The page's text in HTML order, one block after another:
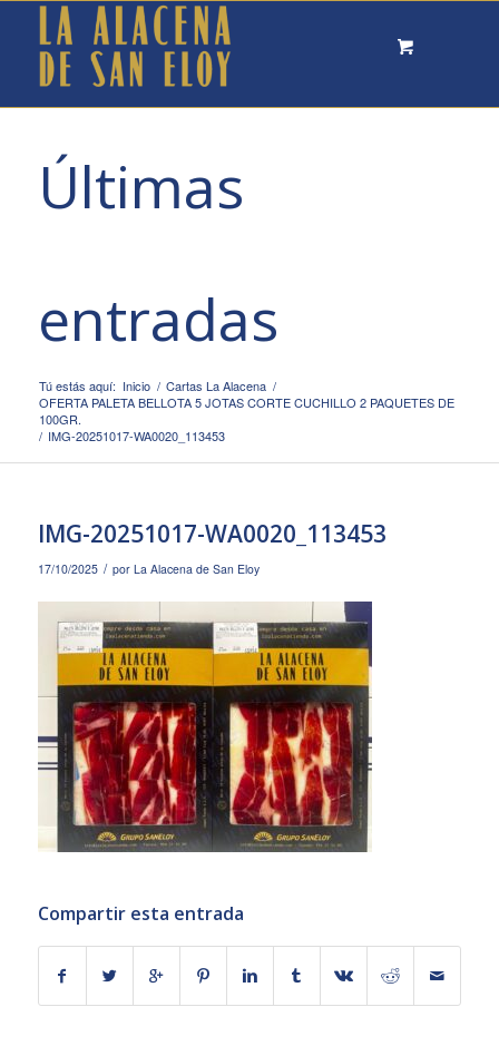
Últimas
entradas
Tú estás aquí: Inicio / Cartas La Alacena /
OFERTA PALETA BELLOTA 5 JOTAS CORTE CUCHILLO 2 PAQUETES DE
100GR.
/ IMG-20251017-WA0020_113453
IMG-20251017-WA0020_113453
17/10/2025 / por La Alacena de San Eloy
Compartir esta entrada